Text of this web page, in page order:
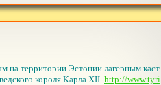
на территории Эстонии лагерным каст
короля Карла XII. http://www.tyri